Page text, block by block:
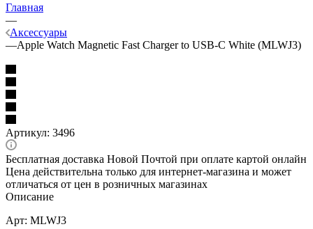
Главная
—
Аксессуары
—Apple Watch Magnetic Fast Charger to USB-C White (MLWJ3)
Артикул: 3496
Бесплатная доставка Новой Почтой при оплате картой онлайн
Цена действительна только для интернет-магазина и может
отличаться от цен в розничных магазинах
Описание
Арт: MLWJ3